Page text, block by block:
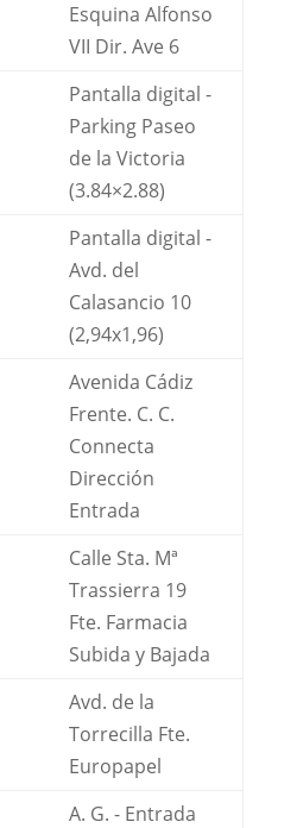
Esquina Alfonso
VII Dir. Ave 6
Pantalla digital -
Parking Paseo
de la Victoria
(3.84×2.88)
Pantalla digital -
Avd. del
Calasancio 10
(2,94x1,96)
Avenida Cádiz
Frente. C. C.
Connecta
Dirección
Entrada
Calle Sta. Mª
Trassierra 19
Fte. Farmacia
Subida y Bajada
Avd. de la
Torrecilla Fte.
Europapel
A. G. - Entrada